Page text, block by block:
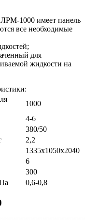
ЛРМ-1000 имеет панель
все необходимые
для
жидкости на
1000
4-6
380/50
2,2
1335х1050х2040
6
300
0,6-0,8